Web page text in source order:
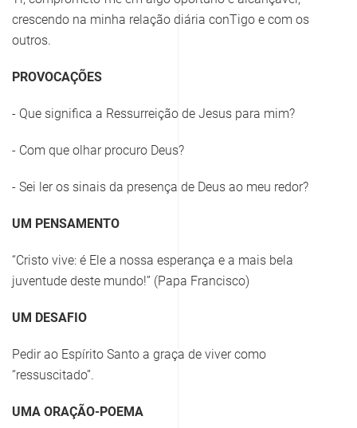
crescendo na minha relação diária conTigo e com os
outros.
PROVOCAÇÕES
- Que significa a Ressurreição de Jesus para mim?
- Com que olhar procuro Deus?
- Sei ler os sinais da presença de Deus ao meu redor?
UM PENSAMENTO
“Cristo vive: é Ele a nossa esperança e a mais bela
juventude deste mundo!” (Papa Francisco)
UM DESAFIO
Pedir ao Espírito Santo a graça de viver como
“ressuscitado”.
UMA ORAÇÃO-POEMA